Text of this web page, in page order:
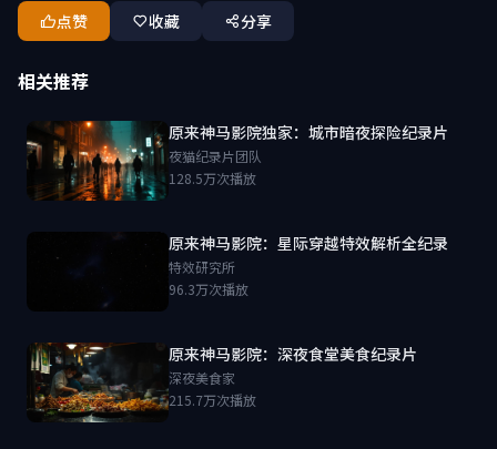
点赞 收藏 分享
相关推荐
原来神马影院独家：城市暗夜探险纪录片
夜猫纪录片团队
128.5万次播放
原来神马影院：星际穿越特效解析全纪录
特效研究所
96.3万次播放
原来神马影院：深夜食堂美食纪录片
深夜美食家
215.7万次播放